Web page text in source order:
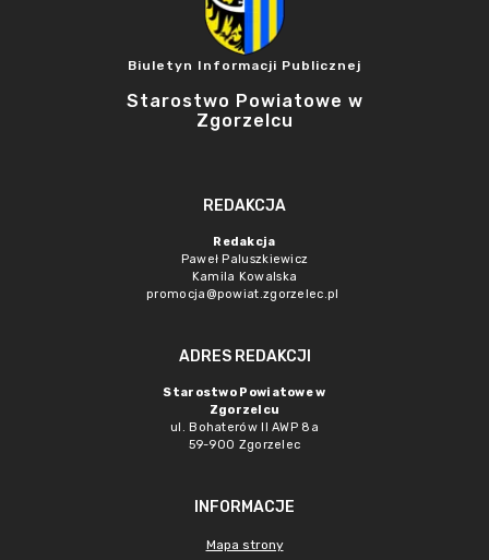
Biuletyn Informacji Publicznej
Starostwo Powiatowe w
Zgorzelcu
REDAKCJA
Redakcja
Paweł Paluszkiewicz
Kamila Kowalska
promocja@powiat.zgorzelec.pl
ADRES REDAKCJI
Starostwo Powiatowe w
Zgorzelcu
ul. Bohaterów II AWP 8a
59-900 Zgorzelec
INFORMACJE
Mapa strony